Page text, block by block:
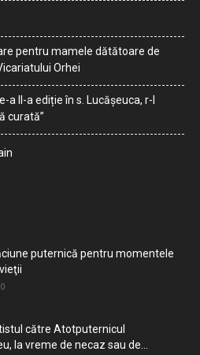
pentru mamele dătătoare de
Orhei
a II-a ediție în s. Lucășeuca, r-l
curată”
puternică pentru momentele
către Atotputernicul
la vreme de necaz sau de...